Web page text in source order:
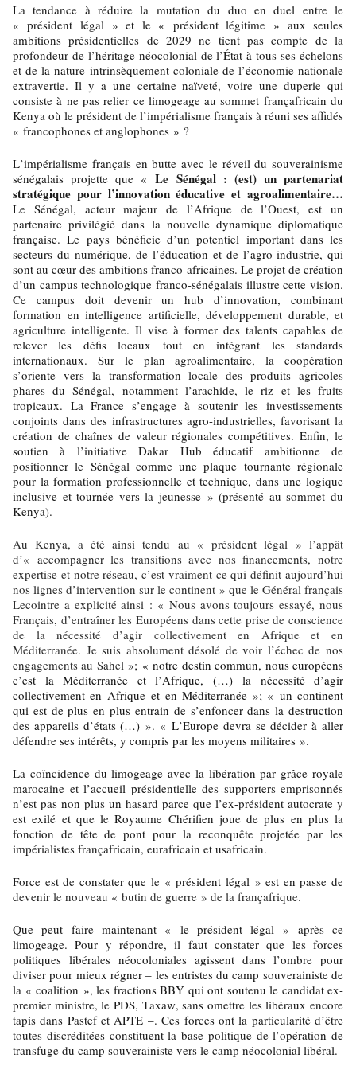
La tendance à réduire la mutation du duo en duel entre le
« président légal » et le « président légitime » aux seules
ambitions présidentielles de 2029 ne tient pas compte de la
profondeur de l’héritage néocolonial de l’État à tous ses échelons
et de la nature intrinsèquement coloniale de l’économie nationale
extravertie. Il y a une certaine naïveté, voire une duperie qui
consiste à ne pas relier ce limogeage au sommet françafricain du
Kenya où le président de l’impérialisme français à réuni ses affidés
« francophones et anglophones » ?
L’impérialisme français en butte avec le réveil du souverainisme
sénégalais projette que «Le Sénégal : (est) un partenariat
stratégique pour l’innovation éducative et agroalimentaire…
Le Sénégal, acteur majeur de l’Afrique de l’Ouest, est un
partenaire privilégié dans la nouvelle dynamique diplomatique
française. Le pays bénéficie d’un potentiel important dans les
secteurs du numérique, de l’éducation et de l’agro-industrie, qui
sont au cœur des ambitions franco-africaines. Le projet de création
d’un campus technologique franco-sénégalais illustre cette vision.
Ce campus doit devenir un hub d’innovation, combinant
formation en intelligence artificielle, développement durable, et
agriculture intelligente. Il vise à former des talents capables de
relever les défis locaux tout en intégrant les standards
internationaux. Sur le plan agroalimentaire, la coopération
s’oriente vers la transformation locale des produits agricoles
phares du Sénégal, notamment l’arachide, le riz et les fruits
tropicaux. La France s’engage à soutenir les investissements
conjoints dans des infrastructures agro-industrielles, favorisant la
création de chaînes de valeur régionales compétitives. Enfin, le
soutien à l’initiative Dakar Hub éducatif ambitionne de
positionner le Sénégal comme une plaque tournante régionale
pour la formation professionnelle et technique, dans une logique
inclusive et tournée vers la jeunesse » (présenté au sommet du
Kenya).
Au Kenya, a été ainsi tendu au « président légal » l’appât
d’« accompagner les transitions avec nos financements, notre
expertise et notre réseau, c’est vraiment ce qui définit aujourd’hui
nos lignes d’intervention sur le continent » que le Général français
Lecointre a explicité ainsi : « Nous avons toujours essayé, nous
Français, d’entraîner les Européens dans cette prise de conscience
de la nécessité d’agir collectivement en Afrique et en
Méditerranée. Je suis absolument désolé de voir l’échec de nos
engagements au Sahel»; « notre destin commun, nous européens
c’est la Méditerranée et l’Afrique, (…) la nécessité d’agir
collectivement en Afrique et en Méditerranée »; « un continent
qui est de plus en plus entrain de s’enfoncer dans la destruction
des appareils d’états (…) ». « L’Europe devra se décider à aller
défendre ses intérêts, y compris par les moyens militaires ».
La coïncidence du limogeage avec la libération par grâce royale
marocaine et l’accueil présidentielle des supporters emprisonnés
n’est pas non plus un hasard parce que l’ex-président autocrate y
est exilé et que le Royaume Chérifien joue de plus en plus la
fonction de tête de pont pour la reconquête projetée par les
impérialistes françafricain, eurafricain et usafricain.
Force est de constater que le « président légal » est en passe de
devenir le nouveau « butin de guerre » de la françafrique.
Que peut faire maintenant « le président légal » après ce
limogeage. Pour y répondre, il faut constater que les forces
politiques libérales néocoloniales agissent dans l’ombre pour
diviser pour mieux régner – les entristes du camp souverainiste de
la « coalition », les fractions BBY qui ont soutenu le candidat ex-
premier ministre, le PDS, Taxaw, sans omettre les libéraux encore
tapis dans Pastef et APTE –. Ces forces ont la particularité d’être
toutes discréditées constituent la base politique de l’opération de
transfuge du camp souverainiste vers le camp néocolonial libéral.